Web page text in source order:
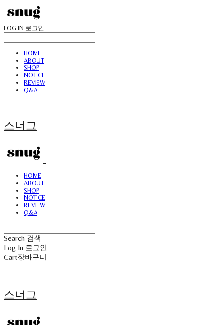
LOG IN 로그인
HOME
ABOUT
SHOP
NOTICE
REVIEW
Q&A
스너그
HOME
ABOUT
SHOP
NOTICE
REVIEW
Q&A
Search 검색
Log In 로그인
Cart장바구니
스너그